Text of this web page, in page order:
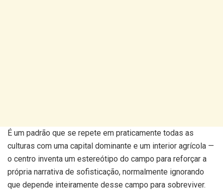
É um padrão que se repete em praticamente todas as
culturas com uma capital dominante e um interior agrícola —
o centro inventa um estereótipo do campo para reforçar a
própria narrativa de sofisticação, normalmente ignorando
que depende inteiramente desse campo para sobreviver.